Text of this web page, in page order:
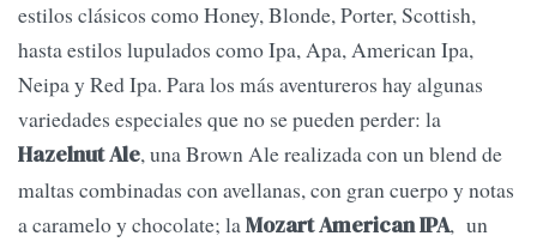
estilos clásicos como Honey, Blonde, Porter, Scottish,
hasta estilos lupulados como Ipa, Apa, American Ipa,
Neipa y Red Ipa. Para los más aventureros hay algunas
variedades especiales que no se pueden perder: la
Hazelnut Ale, una Brown Ale realizada con un blend de
maltas combinadas con avellanas, con gran cuerpo y notas
a caramelo y chocolate; laMozart American IPA, un